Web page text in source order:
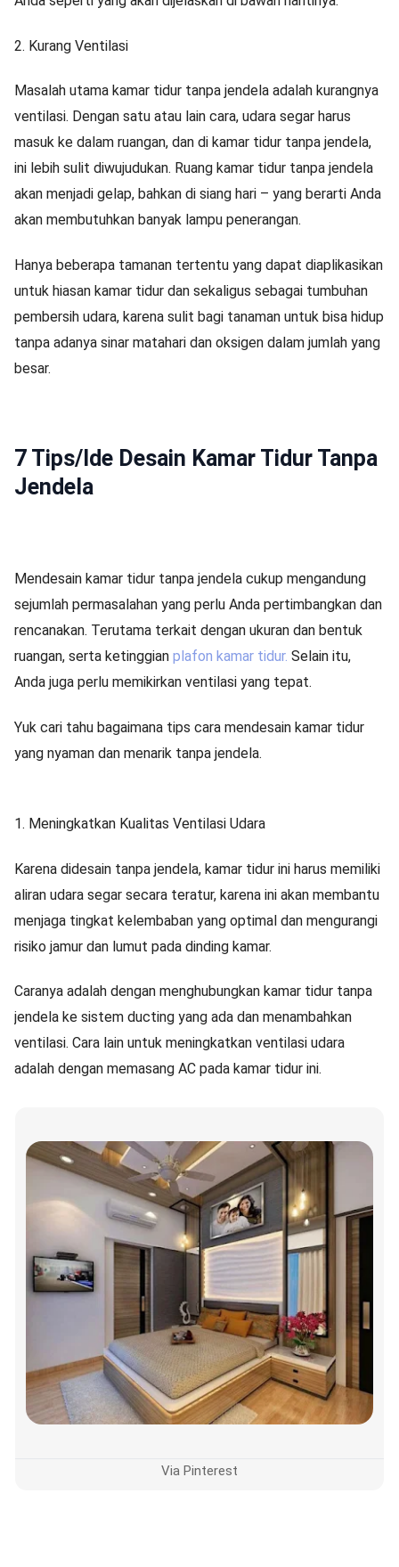
2. Kurang Ventilasi
Masalah utama kamar tidur tanpa jendela adalah kurangnya
ventilasi. Dengan satu atau lain cara, udara segar harus
masuk ke dalam ruangan, dan di kamar tidur tanpa jendela,
ini lebih sulit diwujudukan. Ruang kamar tidur tanpa jendela
akan menjadi gelap, bahkan di siang hari – yang berarti Anda
akan membutuhkan banyak lampu penerangan.
Hanya beberapa tamanan tertentu yang dapat diaplikasikan
untuk hiasan kamar tidur dan sekaligus sebagai tumbuhan
pembersih udara, karena sulit bagi tanaman untuk bisa hidup
tanpa adanya sinar matahari dan oksigen dalam jumlah yang
besar.
7 Tips/Ide Desain Kamar Tidur Tanpa
Jendela
Mendesain kamar tidur tanpa jendela cukup mengandung
sejumlah permasalahan yang perlu Anda pertimbangkan dan
rencanakan. Terutama terkait dengan ukuran dan bentuk
ruangan, serta ketinggian plafon kamar tidur. Selain itu,
Anda juga perlu memikirkan ventilasi yang tepat.
Yuk cari tahu bagaimana tips cara mendesain kamar tidur
yang nyaman dan menarik tanpa jendela.
1. Meningkatkan Kualitas Ventilasi Udara
Karena didesain tanpa jendela, kamar tidur ini harus memiliki
aliran udara segar secara teratur, karena ini akan membantu
menjaga tingkat kelembaban yang optimal dan mengurangi
risiko jamur dan lumut pada dinding kamar.
Caranya adalah dengan menghubungkan kamar tidur tanpa
jendela ke sistem ducting yang ada dan menambahkan
ventilasi. Cara lain untuk meningkatkan ventilasi udara
adalah dengan memasang AC pada kamar tidur ini.
Via Pinterest